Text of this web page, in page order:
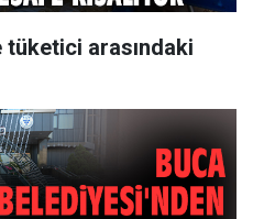
tüketici arasındaki